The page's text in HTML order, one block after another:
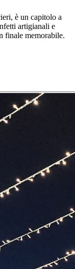
è un capitolo a
artigianali e
finale memorabile.